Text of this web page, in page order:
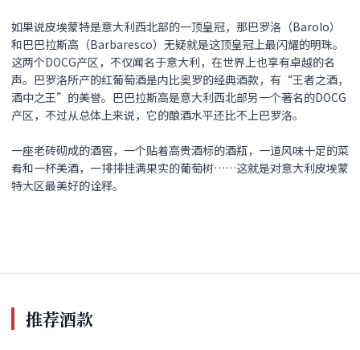
如果说皮埃蒙特是意大利西北部的一顶皇冠，那巴罗洛（Barolo）
和巴巴拉斯高（Barbaresco）无疑就是这顶皇冠上最闪耀的明珠。
这两个DOCG产区，不仅闻名于意大利，在世界上也享有卓越的名
声。巴罗洛所产的红葡萄酒是内比奥罗的经典酒款，有“王者之酒，
酒中之王”的美誉。巴巴拉斯高是意大利西北部另一个著名的DOCG
产区，不过从总体上来说，它的酿酒水平还比不上巴罗洛。
一座老砖砌成的酒窖，一个贴着高贵酒标的酒瓶，一道风味十足的菜
肴和一杯美酒，一排排挂满果实的葡萄树……这就是对意大利皮埃蒙
特大区最美好的诠释。
推荐酒款